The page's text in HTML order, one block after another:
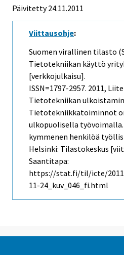
Päivitetty 24.11.2011
Viittausohje:
Suomen virallinen tilasto
Tietotekniikan käyttö
[verkkojulkaisu].
ISSN=1797-2957. 2011,
Tietotekniikan
Tietotekniikkatoiminnot
ulkopuolisella työvoimalla.
kymmenen henkilöä
Helsinki: Tilastokeskus
Saantitapa:
https://stat.fi/til/icte/
11-24_kuv_046_fi.html